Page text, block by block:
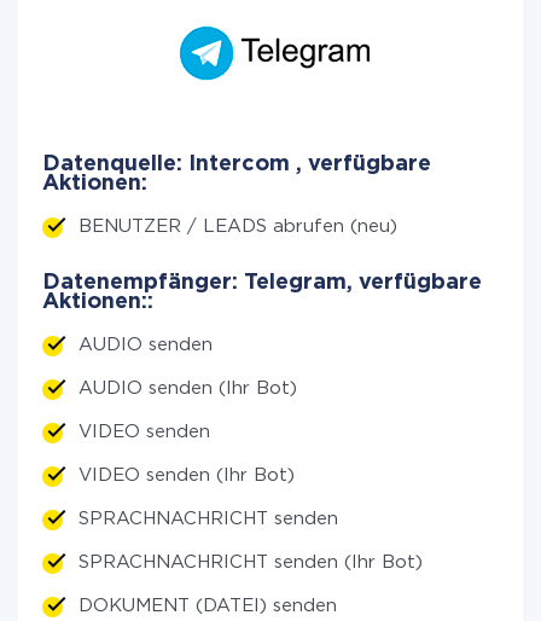
Datenquelle: Intercom , verfügbare
Aktionen:
BENUTZER / LEADS abrufen (neu)
Datenempfänger: Telegram, verfügbare
Aktionen::
AUDIO senden
AUDIO senden (Ihr Bot)
VIDEO senden
VIDEO senden (Ihr Bot)
SPRACHNACHRICHT senden
SPRACHNACHRICHT senden (Ihr Bot)
DOKUMENT (DATEI) senden